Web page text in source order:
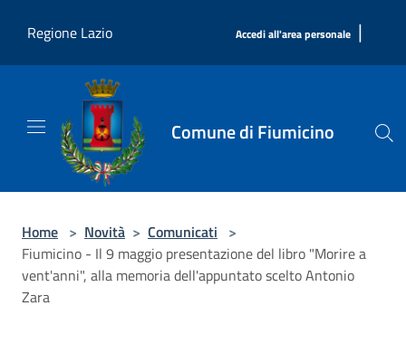
Regione Lazio
Accedi all'area personale |
Comune di Fiumicino
Home > Novità > Comunicati >
Fiumicino - Il 9 maggio presentazione del libro "Morire a
vent'anni", alla memoria dell'appuntato scelto Antonio
Zara